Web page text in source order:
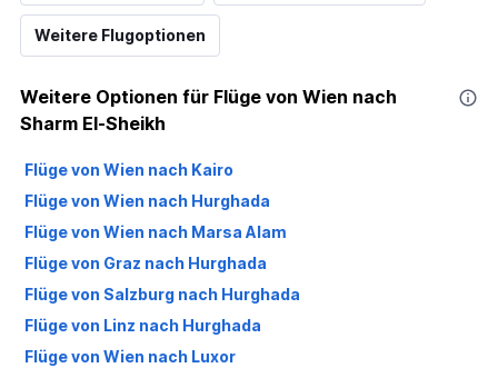
Weitere Flugoptionen
Weitere Optionen für Flüge von Wien nach
Sharm El-Sheikh
Flüge von Wien nach Kairo
Flüge von Wien nach Hurghada
Flüge von Wien nach Marsa Alam
Flüge von Graz nach Hurghada
Flüge von Salzburg nach Hurghada
Flüge von Linz nach Hurghada
Flüge von Wien nach Luxor